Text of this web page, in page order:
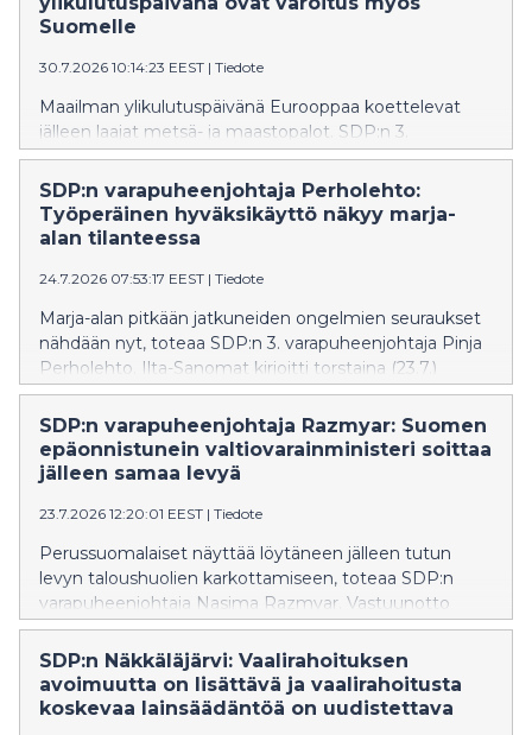
Suomelle
30.7.2026 10:14:23 EEST | Tiedote
Maailman ylikulutuspäivänä Eurooppaa koettelevat
jälleen laajat metsä- ja maastopalot. SDP:n 3.
varapuheenjohtaja ja kansanedustaja Pinja Perholehto
muistuttaa, että luonnonvarojen ylikulutus kiihdyttää
ilmastonmuutosta ja ilmastonmuutos puolestaan lisää
sään ääri-ilmiöitä.
SDP:n varapuheenjohtaja Perholehto:
Työperäinen hyväksikäyttö näkyy marja-
alan tilanteessa
24.7.2026 07:53:17 EEST | Tiedote
Marja-alan pitkään jatkuneiden ongelmien seuraukset
nähdään nyt, toteaa SDP:n 3. varapuheenjohtaja Pinja
Perholehto. Ilta-Sanomat kirjoitti torstaina (23.7.)
marja-alan vaikeuksista saada marjanpoimijoita.
SDP:n varapuheenjohtaja Razmyar: Suomen
epäonnistunein valtiovarainministeri soittaa
jälleen samaa levyä
23.7.2026 12:20:01 EEST | Tiedote
Perussuomalaiset näyttää löytäneen jälleen tutun
levyn taloushuolien karkottamiseen, toteaa SDP:n
varapuheenjohtaja Nasima Razmyar. Vastuunotto
heikosta taloustilanteesta jää
valtiovarainministeripuolueella vähäisemmäksi.
SDP:n Näkkäläjärvi: Vaalirahoituksen
avoimuutta on lisättävä ja vaalirahoitusta
koskevaa lainsäädäntöä on uudistettava